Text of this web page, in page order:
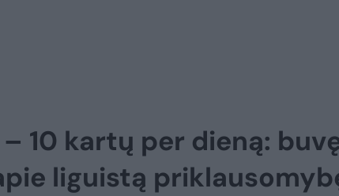
10 kartų per dieną:
liguistą